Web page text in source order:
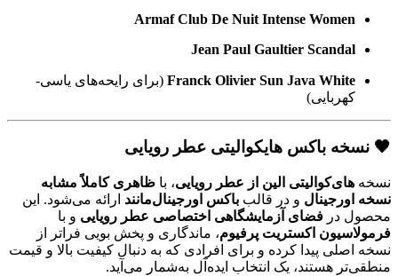
Armaf Club De Nuit Intense Women
Jean Paul Gaultier Scandal
Franck Olivier Sun Java White (برای رایحه‌های یاسی-
کهربایی)
🖤 نسخه باکس هایکوالیتی عطر رویایی
نسخه های‌کوالیتی الین از عطر رویایی، با ظاهری کاملاً مشابه
نسخه اورجینال و در قالب باکس اورجینال‌مانند ارائه می‌شود. این
محصول در فضای آزمایشگاهی اختصاصی عطر رویایی و با
فرمولاسیون اکستریت پرفیوم، ماندگاری و پخش بویی فراتر از
نسخه اصلی پیدا کرده و برای افرادی که به دنبال کیفیت بالا و قیمت
منطقی‌تر هستند، یک انتخاب ایده‌آل به‌شمار می‌آید.